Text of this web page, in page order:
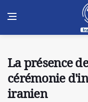
La présence
cérémonie
iranien